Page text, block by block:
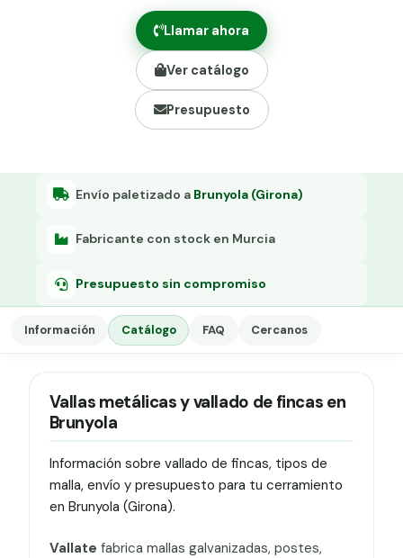
Alambre liso galvanizado
Malla ocultación 70 g/m² verde
Abrazadera PVC malla H.
Grapa malla H.
Llamar ahora
Ver catálogo
Presupuesto
Envío paletizado a Brunyola (Girona)
Fabricante con stock en Murcia
Presupuesto sin compromiso
Información Catálogo FAQ Cercanos
Vallas metálicas y vallado de fincas en
Brunyola
Información sobre vallado de fincas, tipos de
malla, envío y presupuesto para tu cerramiento
en Brunyola (Girona).
Vallate fabrica mallas galvanizadas, postes,